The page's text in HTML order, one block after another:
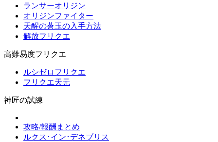
ランサーオリジン
オリジンファイター
天醒の蒼玉の入手方法
解放フリクエ
高難易度フリクエ
ルシゼロフリクエ
フリクエ天元
神匠の試練
攻略/報酬まとめ
ルクス･イン･デネブリス